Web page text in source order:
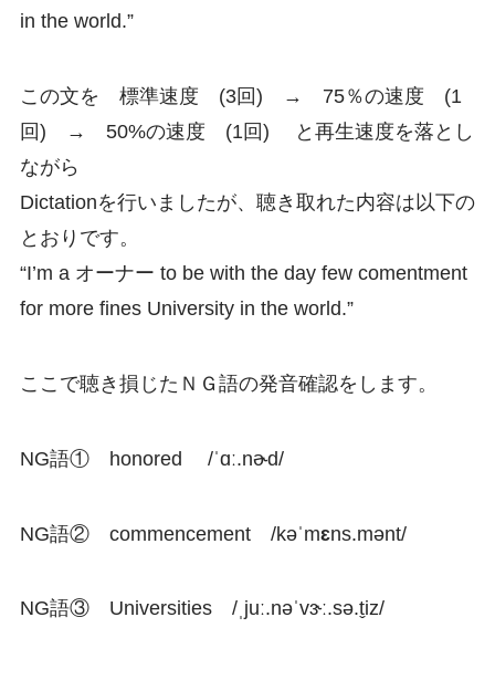
in the world.”
この文を 標準速度 (3回) → 75％の速度 (1
回) → 50%の速度 (1回) と再生速度を落とし
ながら
Dictationを行いましたが、聴き取れた内容は以下の
とおりです。
“I’m a オーナー to be with the day few comentment
for more fines University in the world.”
ここで聴き損じたＮＧ語の発音確認をします。
NG語① honored /ˈɑː.nɚd/
NG語② commencement /kəˈmɛns.mənt/
NG語③ Universities /ˌjuː.nəˈvɝː.sə.t̬iz/